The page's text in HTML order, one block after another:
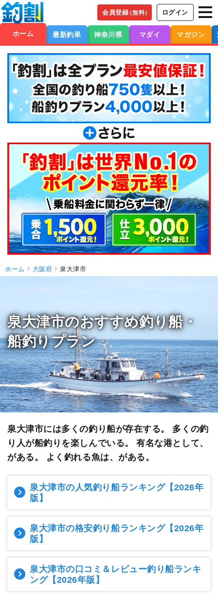
会員登録（無料） ログイン
ホーム 最新釣果 神奈川県 マダイ マガジン
ホーム 大阪府 泉大津市
泉大津市のおすすめ釣り船・
船釣りプラン
泉大津市には多くの釣り船が存在する。 多くの釣
り人が船釣りを楽しんでいる。有名な港として、
がある。 よく釣れる魚は、がある。
泉大津市の人気釣り船ランキング【2026年
版】
泉大津市の格安釣り船ランキング【2026年
版】
泉大津市の口コミ＆レビュー釣り船ランキ
ング【2026年版】